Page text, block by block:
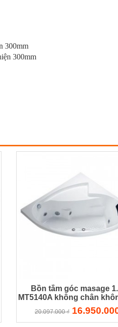
300mm
300mm
Bồn tắm góc masage
MT5140A không chân
Caesar
20.097.000 ₫